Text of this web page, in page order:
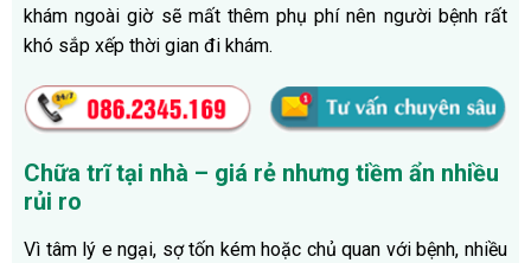
khám ngoài giờ sẽ mất thêm phụ phí nên người bệnh rất
khó sắp xếp thời gian đi khám.
Chữa trĩ tại nhà – giá rẻ nhưng tiềm ẩn nhiều
rủi ro
Vì tâm lý e ngại, sợ tốn kém hoặc chủ quan với bệnh, nhiều